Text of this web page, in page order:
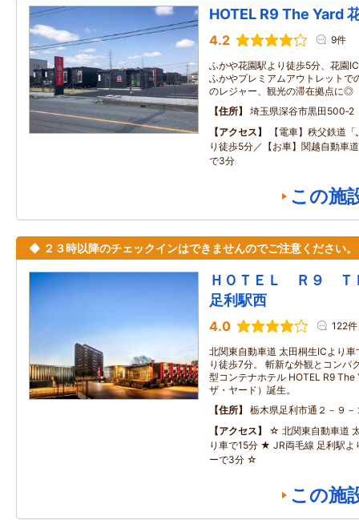
HOTEL R9 The Yard
4.2 9件
ふかや花園駅より徒歩5分、花園
ふかやプレミアムアウトレットで
のレジャー、観光の滞在拠点に◎
住所
埼玉県深谷市黒田500‐2
アクセス
【電車】秩父鉄道
り徒歩5分／【お車】関越自動車
で3分
この施
◆ ２３時以降のチェックインはできませんのでご注意ください。
ＨＯＴＥＬ Ｒ９
足利駅西
4.0 122件
北関東自動車道 太田桐生ICより
り徒歩7分。 斬新な外観とコンパ
型コンテナホテル HOTEL R9
ザ・ヤード）誕生。
住所
栃木県足利市通２－９－
アクセス
☆ 北関東自動車道
り車で15分 ★ JR両毛線 足利駅よ
ーで3分 ☆
この施